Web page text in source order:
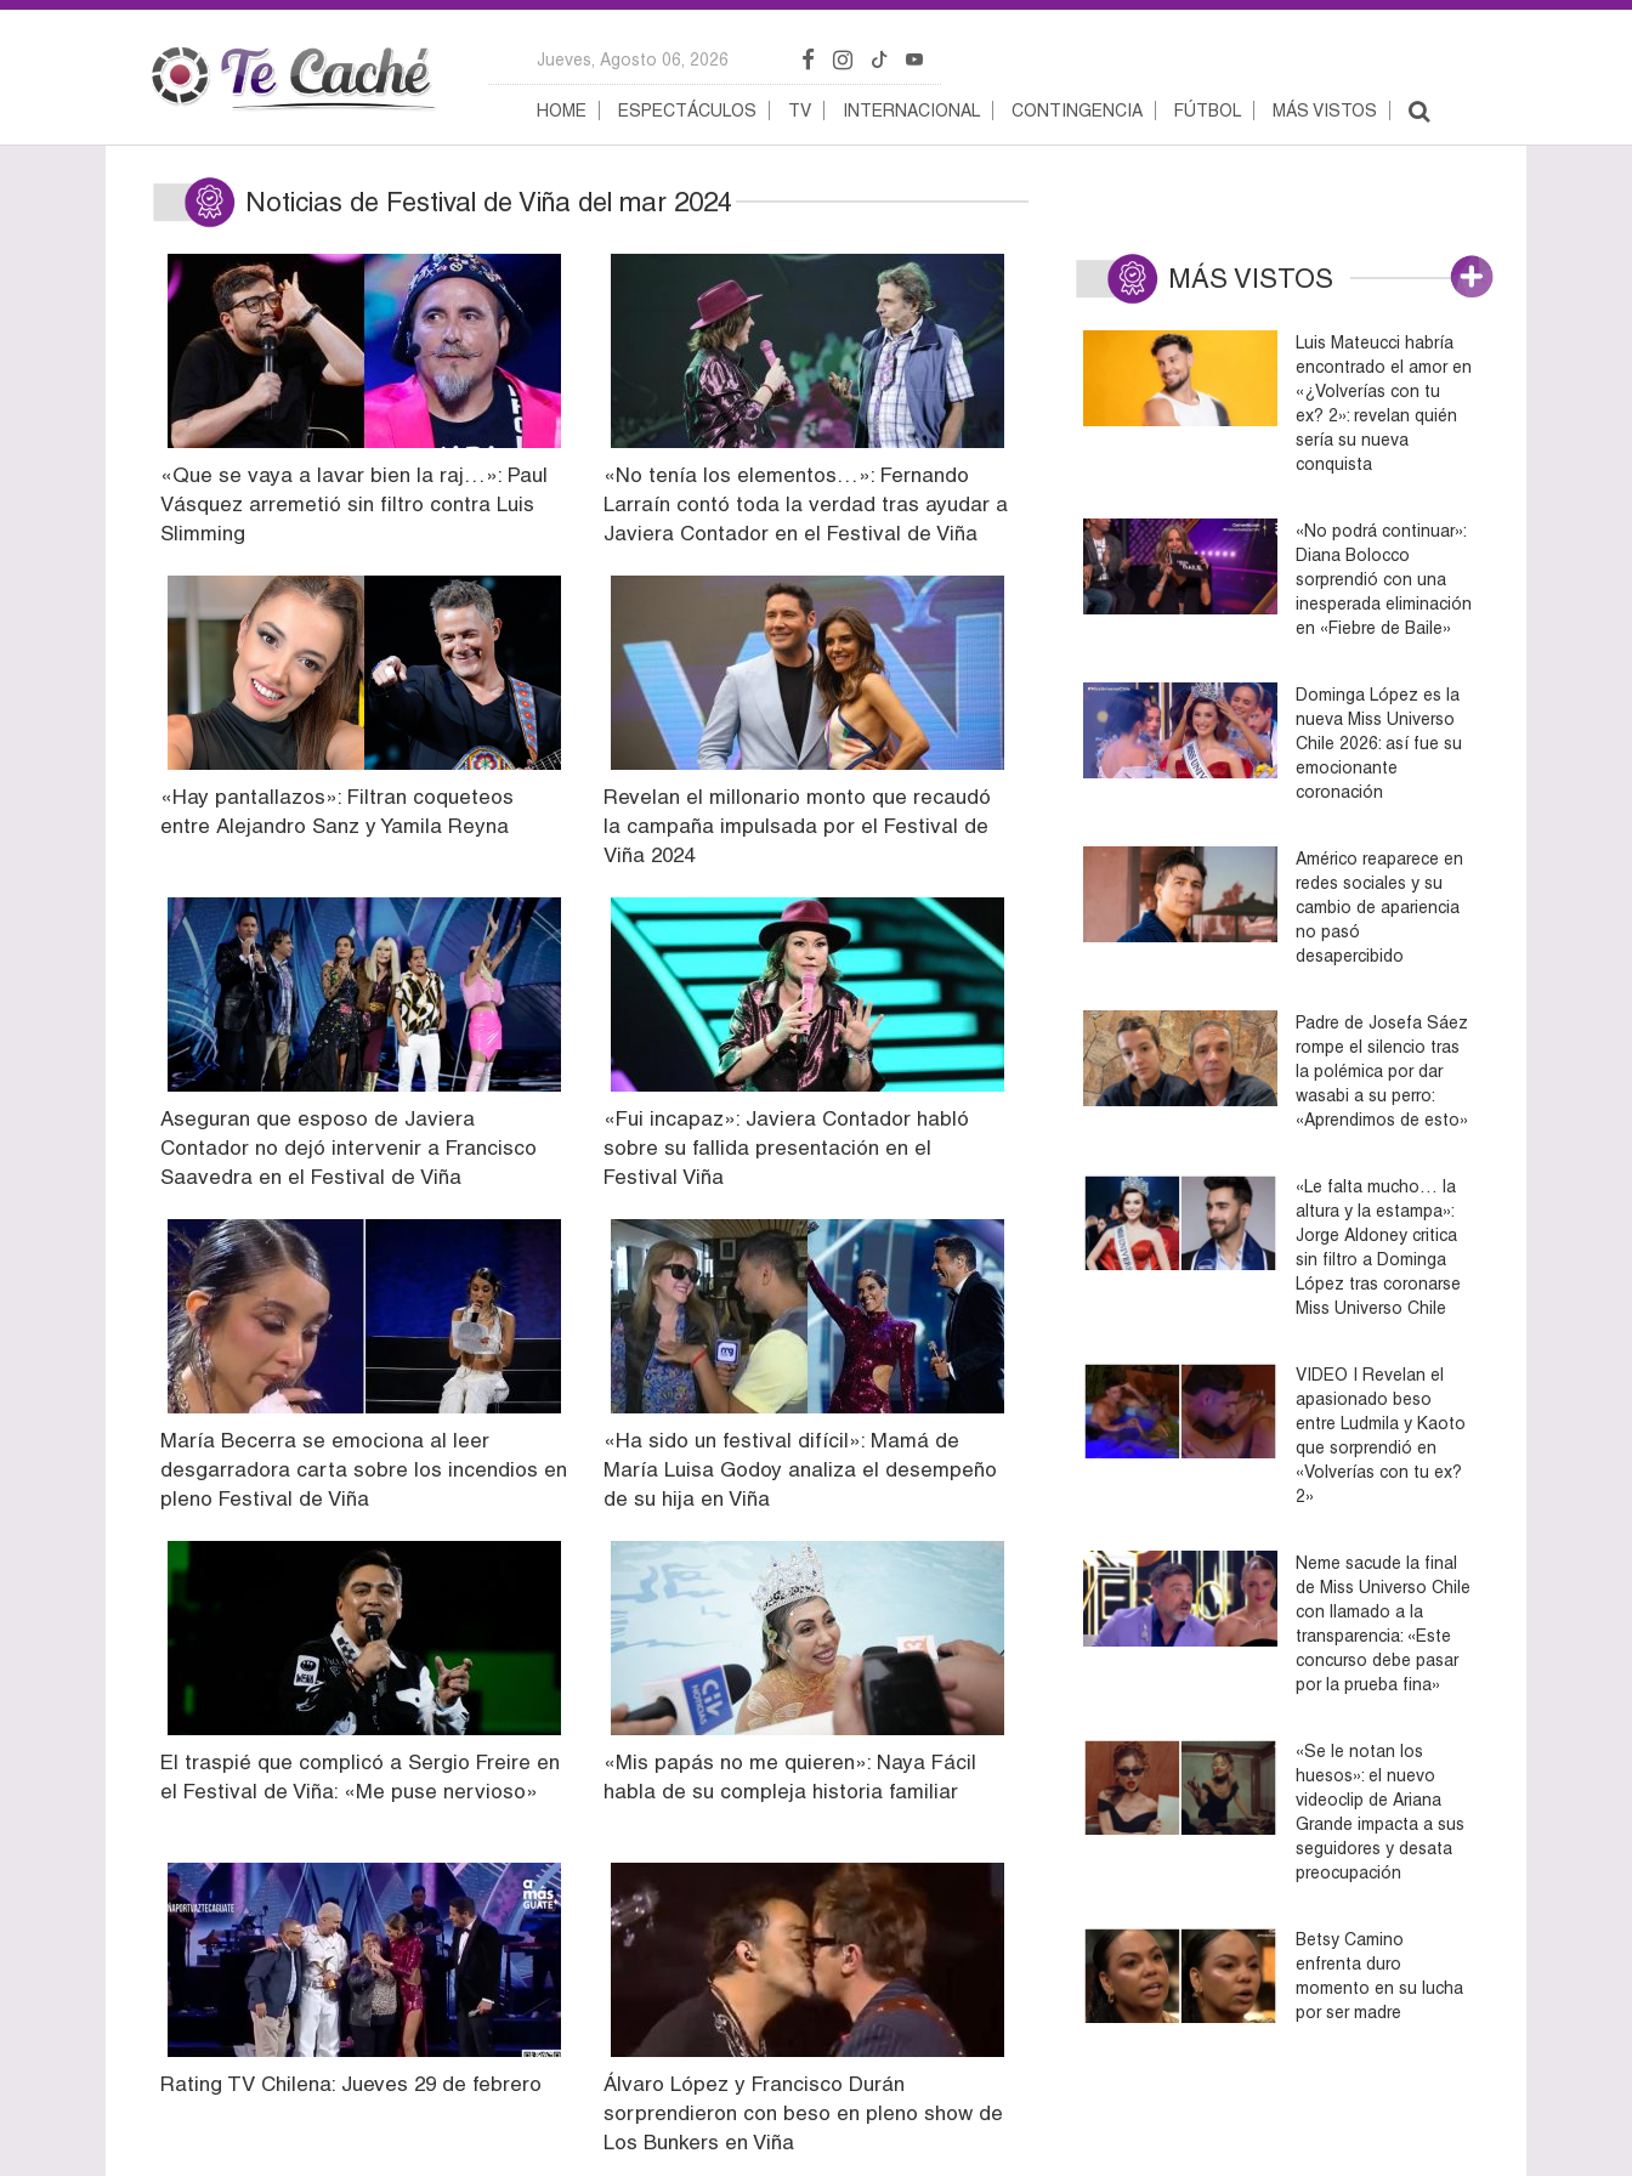
Jueves, Agosto 06, 2026
HOME ESPECTÁCULOS TV INTERNACIONAL CONTINGENCIA FÚTBOL MÁS VISTOS
Noticias de Festival de Viña del mar 2024
«Que se vaya a lavar bien la raj…»: Paul
Vásquez arremetió sin filtro contra Luis
Slimming
«No tenía los elementos…»: Fernando
Larraín contó toda la verdad tras ayudar a
Javiera Contador en el Festival de Viña
«Hay pantallazos»: Filtran coqueteos
entre Alejandro Sanz y Yamila Reyna
Revelan el millonario monto que recaudó
la campaña impulsada por el Festival de
Viña 2024
Aseguran que esposo de Javiera
Contador no dejó intervenir a Francisco
Saavedra en el Festival de Viña
«Fui incapaz»: Javiera Contador habló
sobre su fallida presentación en el
Festival Viña
María Becerra se emociona al leer
desgarradora carta sobre los incendios en
pleno Festival de Viña
«Ha sido un festival difícil»: Mamá de
María Luisa Godoy analiza el desempeño
de su hija en Viña
El traspié que complicó a Sergio Freire en
el Festival de Viña: «Me puse nervioso»
«Mis papás no me quieren»: Naya Fácil
habla de su compleja historia familiar
Rating TV Chilena: Jueves 29 de febrero
Álvaro López y Francisco Durán
sorprendieron con beso en pleno show de
Los Bunkers en Viña
MÁS VISTOS
Luis Mateucci habría
encontrado el amor en
«¿Volverías con tu
ex? 2»: revelan quién
sería su nueva
conquista
«No podrá continuar»:
Diana Bolocco
sorprendió con una
inesperada eliminación
en «Fiebre de Baile»
Dominga López es la
nueva Miss Universo
Chile 2026: así fue su
emocionante
coronación
Américo reaparece en
redes sociales y su
cambio de apariencia
no pasó
desapercibido
Padre de Josefa Sáez
rompe el silencio tras
la polémica por dar
wasabi a su perro:
«Aprendimos de esto»
«Le falta mucho… la
altura y la estampa»:
Jorge Aldoney critica
sin filtro a Dominga
López tras coronarse
Miss Universo Chile
VIDEO | Revelan el
apasionado beso
entre Ludmila y Kaoto
que sorprendió en
«Volverías con tu ex?
2»
Neme sacude la final
de Miss Universo Chile
con llamado a la
transparencia: «Este
concurso debe pasar
por la prueba fina»
«Se le notan los
huesos»: el nuevo
videoclip de Ariana
Grande impacta a sus
seguidores y desata
preocupación
Betsy Camino
enfrenta duro
momento en su lucha
por ser madre